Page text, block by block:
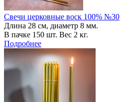
Свечи церковные воск 100% №30
Длина 28 см, диаметр 8 мм.
В пачке 150 шт. Вес 2 кг.
Подробнее